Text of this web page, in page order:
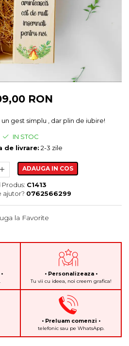
vin
RON
gest simplu , dar plin de iubire!
IN STOC
de livrare: 2-3 zile
ADAUGA IN COS
Produs: C1413
ajutor? 0762566299
la Favorite
• Personalizeaza •
Tu vii cu ideea, noi creem grafica!
• Preluam comenzi •
telefonic sau pe WhatsApp.